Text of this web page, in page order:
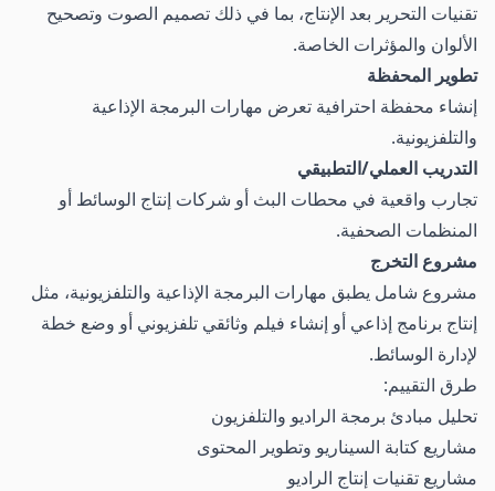
تقنيات التحرير بعد الإنتاج، بما في ذلك تصميم الصوت وتصحيح
الألوان والمؤثرات الخاصة.
تطوير المحفظة
إنشاء محفظة احترافية تعرض مهارات البرمجة الإذاعية
والتلفزيونية.
التدريب العملي/التطبيقي
تجارب واقعية في محطات البث أو شركات إنتاج الوسائط أو
المنظمات الصحفية.
مشروع التخرج
مشروع شامل يطبق مهارات البرمجة الإذاعية والتلفزيونية، مثل
إنتاج برنامج إذاعي أو إنشاء فيلم وثائقي تلفزيوني أو وضع خطة
لإدارة الوسائط.
طرق التقييم:
تحليل مبادئ برمجة الراديو والتلفزيون
مشاريع كتابة السيناريو وتطوير المحتوى
مشاريع تقنيات إنتاج الراديو